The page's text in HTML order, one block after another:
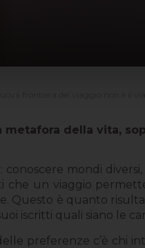
metafora della vita,
conoscere mondi
che un viaggio
Questo è quanto
iscritti quali siano le
preferenze c’è chi